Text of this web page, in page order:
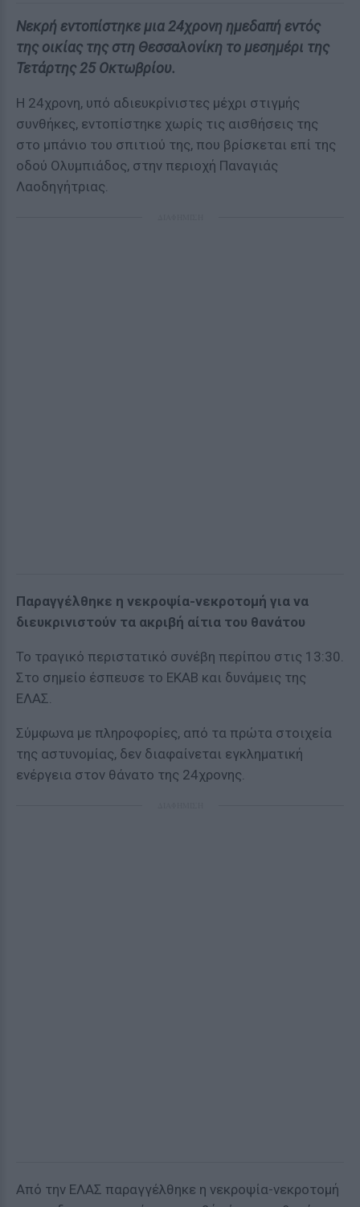
Νεκρή εντοπίστηκε μια 24χρονη ημεδαπή εντός
της οικίας της στη Θεσσαλονίκη το μεσημέρι της
Τετάρτης 25 Οκτωβρίου.
Η 24χρονη, υπό αδιευκρίνιστες μέχρι στιγμής
συνθήκες, εντοπίστηκε χωρίς τις αισθήσεις της
στο μπάνιο του σπιτιού της, που βρίσκεται επί της
οδού Ολυμπιάδος, στην περιοχή Παναγιάς
Λαοδηγήτριας.
Παραγγέλθηκε η νεκροψία-νεκροτομή για να
διευκρινιστούν τα ακριβή αίτια του θανάτου
Το τραγικό περιστατικό συνέβη περίπου στις 13:30.
Στο σημείο έσπευσε το ΕΚΑΒ και δυνάμεις της
ΕΛΑΣ.
Σύμφωνα με πληροφορίες, από τα πρώτα στοιχεία
της αστυνομίας, δεν διαφαίνεται εγκληματική
ενέργεια στον θάνατο της 24χρονης.
Από την ΕΛΑΣ παραγγέλθηκε η νεκροψία-νεκροτομή